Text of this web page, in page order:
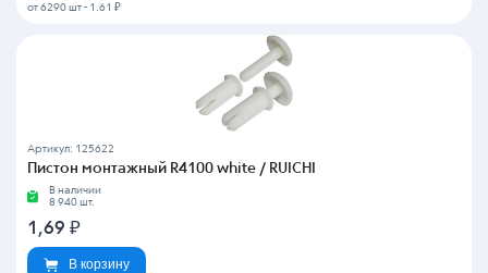
от 6290 шт - 1.61 ₽
Артикул: 125622
Пистон монтажный R4100 white / RUICHI
В наличии
8 940 шт.
1,69 ₽
В корзину